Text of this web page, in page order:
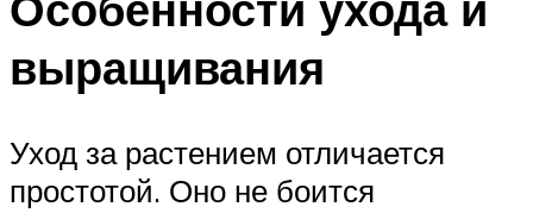
выращивания
Уход за растением отличается
простотой. Оно не боится